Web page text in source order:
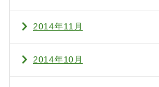
2014年11月
2014年10月